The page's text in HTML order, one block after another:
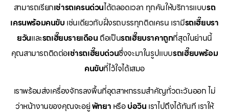
สามารถเรียกเช่ารถเครนด่วนได้ตลอดเวลา ทุกคันให้บริการแบบรถ
เครนพร้อมคนขับ เช่นเดียวกับฝั่งรถบรรทุกติดเครน เรามีรถเฮี๊ยบรา
ยวันและรถเฮี๊ยบรายเดือน ถือเป็นรถเฮี๊ยบราคาถูกที่สุดในย่านนี้
คุณสามารถติดต่อเช่ารถเฮี๊ยบด่วนซึ่งจะมาในรูปแบบรถเฮี๊ยบพร้อม
คนขับที่ไว้ใจได้เสมอ
เราพร้อมส่งเครื่องจักรลงพื้นที่อุตสาหกรรมสำคัญทั่วตะวันออก ไม่
ว่าหน้างานของคุณจะอยู่พัทยา หรือบ่อวิน เราไปถึงได้ทันที เราให้